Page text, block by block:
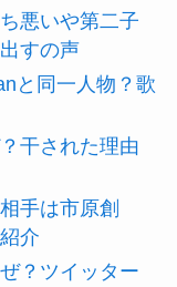
悪いや第二子
すの声
と同一人物？歌
干された理由
手は市原創
介
？ツイッター